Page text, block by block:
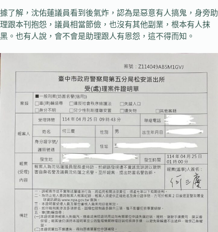
據了解，沈佑蓮議員看到後氣炸，認為是惡意有人搞鬼，身旁助
理跟本刊抱怨，議員相當節儉，也沒有其他副業，根本有人抹
黑。也有人說，會不會是助理跟人有恩怨，這不得而知。